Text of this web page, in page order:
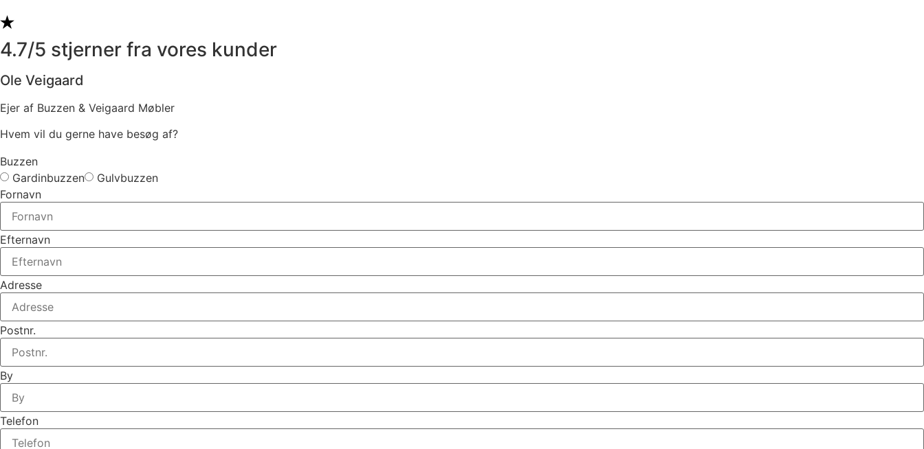
4.7/5 stjerner fra vores kunder
Ole Veigaard
Ejer af Buzzen & Veigaard Møbler
Hvem vil du gerne have besøg af?
Buzzen
Gardinbuzzen
Gulvbuzzen
Fornavn
Efternavn
Adresse
Postnr.
By
Telefon